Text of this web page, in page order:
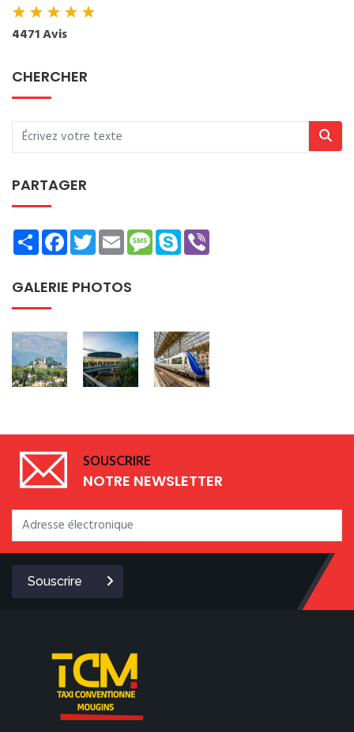
★★★★★
4471 Avis
CHERCHER
PARTAGER
ShareFacebookTwitterEmailMessage
Skype
GALERIE PHOTOS
SOUSCRIRE
NOTRE NEWSLETTER
Souscrire